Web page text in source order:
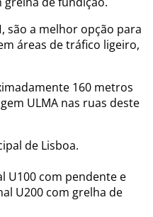
, são a melhor opção para
áreas de tráfico ligeiro,
160 metros
ULMA nas ruas deste
de Lisboa.
U100 com pendente e
U200 com grelha de